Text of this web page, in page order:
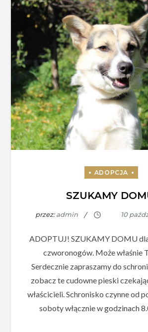
SZUKAMY
przez:admin
ADOPTUJ! SZUKAMY DOMU
czworonogów. Może właśnie
Serdecznie zapraszamy do
zobacz te cudowne pieski
właścicieli. Schronisko czynne od
soboty włącznie w godzinach